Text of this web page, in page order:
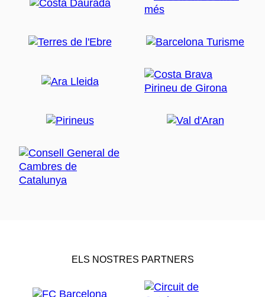
ELS NOSTRES PARTNERS